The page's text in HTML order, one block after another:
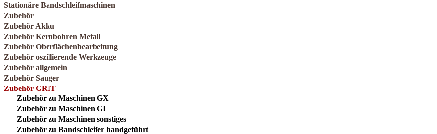
Stationäre Bandschleifmaschinen
Zubehör
Zubehör Akku
Zubehör Kernbohren Metall
Zubehör Oberflächenbearbeitung
Zubehör oszillierende Werkzeuge
Zubehör allgemein
Zubehör Sauger
Zubehör GRIT
Zubehör zu Maschinen GX
Zubehör zu Maschinen GI
Zubehör zu Maschinen sonstiges
Zubehör zu Bandschleifer handgeführt